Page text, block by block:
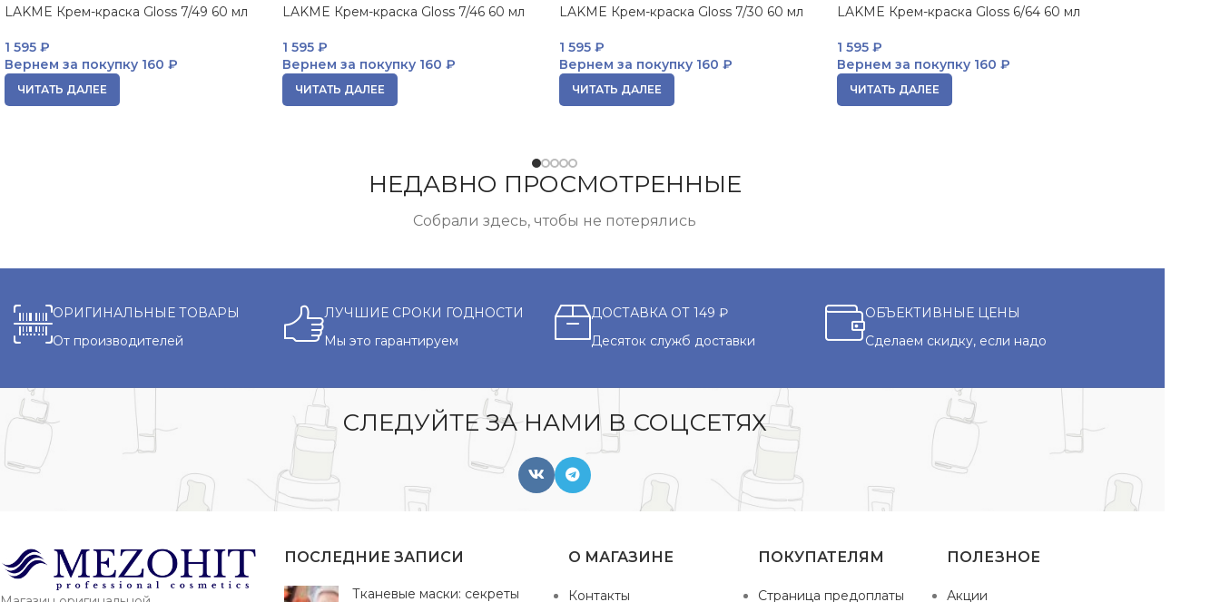
LAKME Крем-краска Gloss 7/49 60 мл
1 595 ₽
Вернем за покупку 160 ₽
ЧИТАТЬ ДАЛЕЕ
LAKME Крем-краска Gloss 7/46 60 мл
1 595 ₽
Вернем за покупку160 ₽
ЧИТАТЬ ДАЛЕЕ
LAKME Крем-краска Gloss 7/30 60 мл
1 595 ₽
Вернем за покупку 160 ₽
ЧИТАТЬ ДАЛЕЕ
LAKME Крем-краска Gloss 6/64 60 мл
1 595 ₽
Вернем за покупку160 ₽
ЧИТАТЬ ДАЛЕЕ
НЕДАВНО ПРОСМОТРЕННЫЕ
Собрали здесь, чтобы не потерялись
ОРИГИНАЛЬНЫЕ ТОВАРЫ
От производителей
ЛУЧШИЕ СРОКИ ГОДНОСТИ
Мы это гарантируем
ДОСТАВКА ОТ 149 ₽
Десяток служб доставки
ОБЪЕКТИВНЫЕ ЦЕНЫ
Сделаем скидку, если надо
СЛЕДУЙТЕ ЗА НАМИ В СОЦСЕТЯХ
ПОСЛЕДНИЕ ЗАПИСИ
Тканевые маски: секреты
О МАГАЗИНЕ
Контакты
ПОКУПАТЕЛЯМ
Страница предоплаты
ПОЛЕЗНОЕ
Акции